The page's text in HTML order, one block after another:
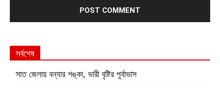
সর্বশেষ
সাত জেলায় বন্যার শঙ্কা, ভারী বৃষ্টির পূর্বাভাস